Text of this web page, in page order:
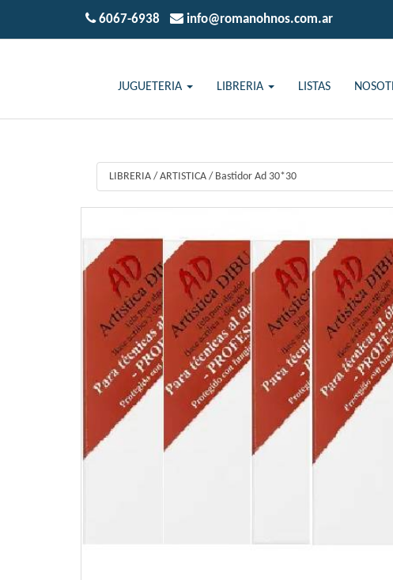
6067-6938 info@romanohnos.com.ar
JUGUETERIA LIBRERIA LISTAS
LIBRERIA / ARTISTICA / Bastidor Ad 30*30